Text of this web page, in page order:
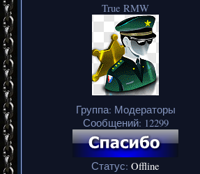
True RMW
Группа: Модераторы
Сообщений: 12299
Статус: Offline